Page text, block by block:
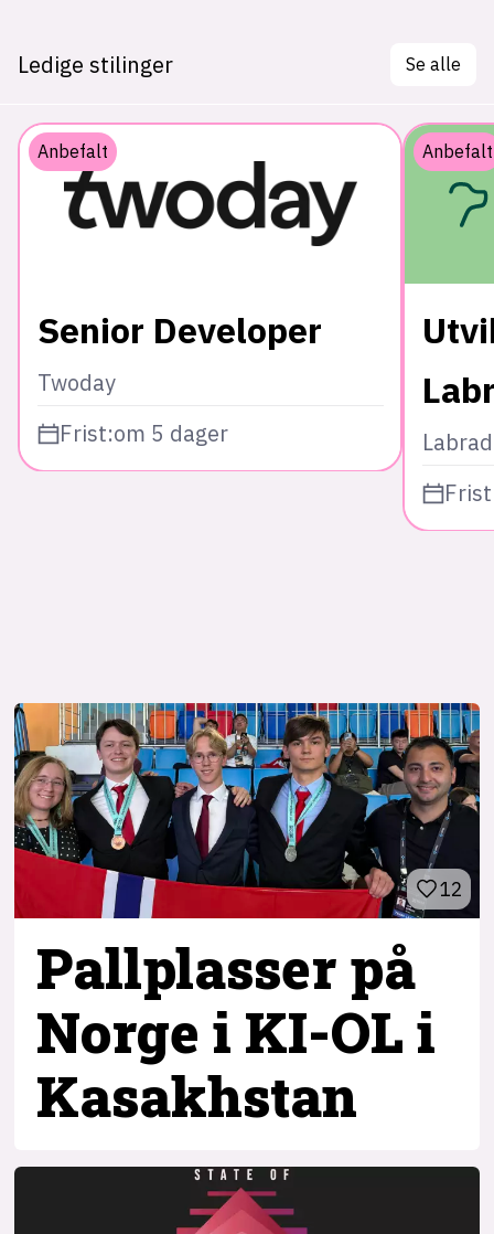
Ledige stilinger Se alle
Anbefalt
Senior Developer
Twoday
Frist:om 5 dager
Anbefalt
12
Pallplasser på
Norge i KI-OL i
Kasakhstan